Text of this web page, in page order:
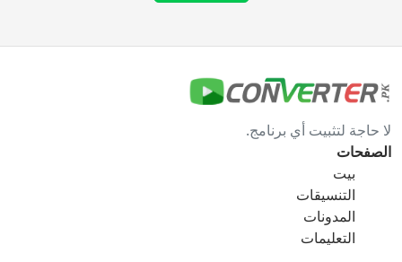
gif محول
gif ل bmp
gif ل ico
gif ل png
gif ل tga
لا حاجة لتثبيت أي برنامج.
الصفحات
بيت
التنسيقات
المدونات
التعليمات